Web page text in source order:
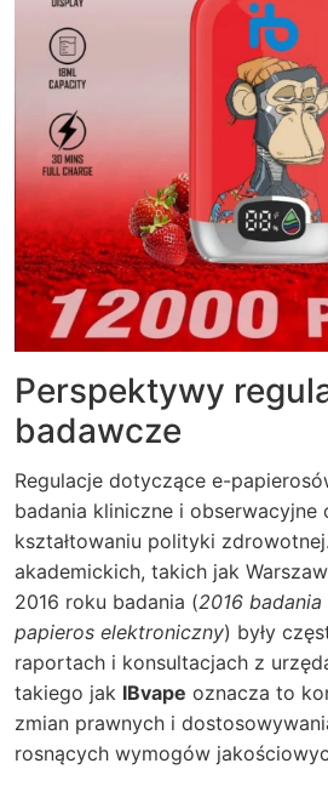
Perspektywy
badawcze
Regulacje dotyczące e-
badania kliniczne i obserwacyjne
kształtowaniu polityki
akademickich, takich jak
2016 roku badania (2016
papieros elektroniczny) były
raportach i konsultacjach z
takiego jak IBvape oznacza to
zmian prawnych i
rosnących wymogów